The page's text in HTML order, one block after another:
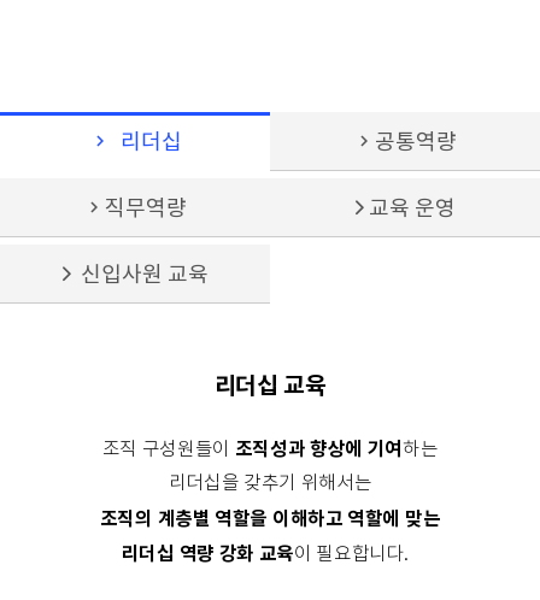
chevron_right 리더십 chevron_right 공통역량
chevron_right 직무역량 교육 운영
신입사원 교육
리더십 교육
조직 구성원들이 조직성과 향상에 기여하는
리더십을 갖추기 위해서는
조직의 계층별 역할을 이해하고 역할에 맞는
리더십 역량 강화 교육이 필요합니다.